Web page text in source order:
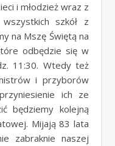
i młodzież wraz z
szkół z
na Mszę Świętą na
odbędzie się w
11:30. Wtedy też
i przyborów
ich ze
będziemy kolejną
Mijają 83 lata
zabraknie naszej